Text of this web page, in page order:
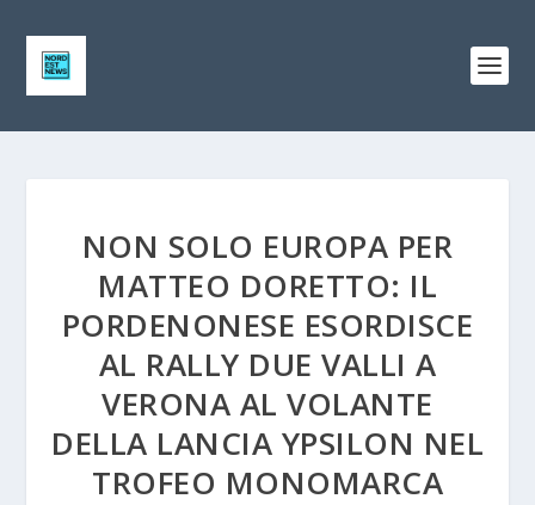
NON SOLO EUROPA PER
MATTEO DORETTO: IL
PORDENONESE ESORDISCE
AL RALLY DUE VALLI A
VERONA AL VOLANTE
DELLA LANCIA YPSILON NEL
TROFEO MONOMARCA